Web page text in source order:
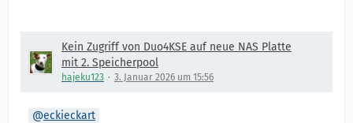
Kein Zugriff von Duo4KSE auf neue NAS Platte
mit 2. Speicherpool
hajeku123 3. Januar 2026 um 15:56
eckieckart